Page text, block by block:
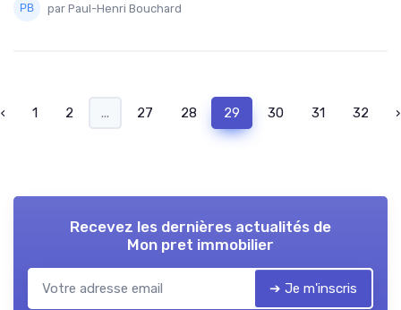
par Paul-Henri Bouchard
‹ 1 2 ... 27 28 29 30 31 32 ›
Recevez les dernières actualités de
Mon pret immobilier
➔ Je m'inscris